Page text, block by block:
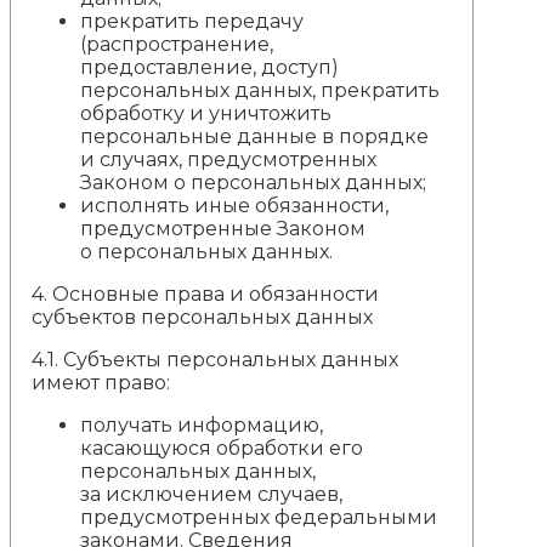
прекратить передачу
(распространение,
предоставление, доступ)
персональных данных, прекратить
обработку и уничтожить
персональные данные в порядке
и случаях, предусмотренных
Законом о персональных данных;
исполнять иные обязанности,
предусмотренные Законом
о персональных данных.
4. Основные права и обязанности
субъектов персональных данных
4.1. Субъекты персональных данных
имеют право:
получать информацию,
касающуюся обработки его
персональных данных,
за исключением случаев,
предусмотренных федеральными
законами. Сведения